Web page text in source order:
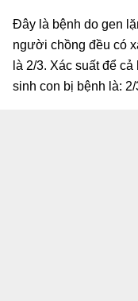
Đây là bệnh do gen
người chồng đều có
là 2/3. Xác suất để
sinh con bị bệnh là: